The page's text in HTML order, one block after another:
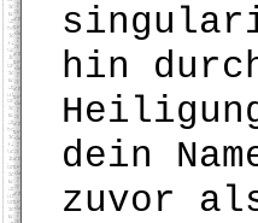
hin
dein
zuvor